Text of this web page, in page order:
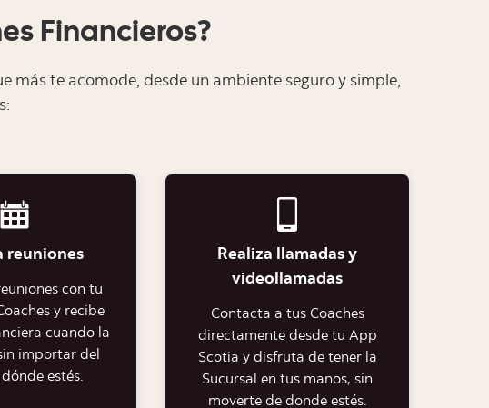
Financieros?
más te acomode, desde un ambiente seguro y simple,
reuniones
con tu
y recibe
cuando la
importar del
dónde estés.
Realiza llamadas y
videollamadas
Contacta a tus Coaches
directamente desde tu App
Scotia y disfruta de tener la
Sucursal en tus manos, sin
moverte de donde estés.